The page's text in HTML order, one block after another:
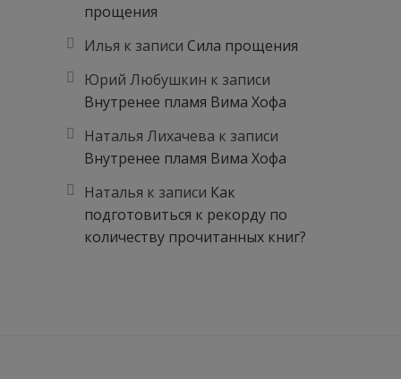
прощения
Илья к записи Сила прощения
Юрий Любушкин к записи
Внутренее пламя Вима Хофа
Наталья Лихачева к записи
Внутренее пламя Вима Хофа
Наталья к записи Как
подготовиться к рекорду по
количеству прочитанных книг?